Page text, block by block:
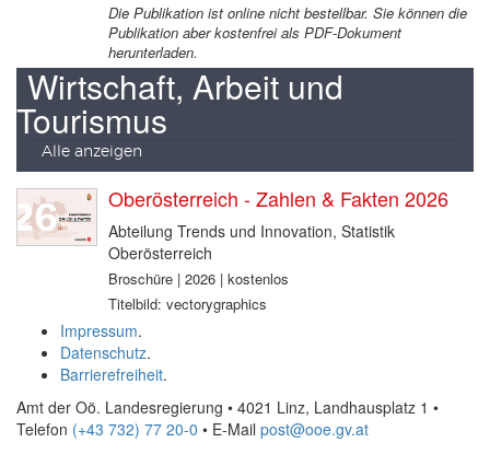
Die Publikation ist online nicht bestellbar. Sie können die
Publikation aber kostenfrei als PDF-Dokument
herunterladen.
Wirtschaft, Arbeit und
Tourismus
Alle anzeigen
Oberösterreich - Zahlen & Fakten 2026
Abteilung Trends und Innovation, Statistik
Oberösterreich
Broschüre | 2026 | kostenlos
Titelbild: vectorygraphics
Impressum.
Datenschutz.
Barrierefreiheit.
Amt der Oö. Landesregierung • 4021 Linz, Landhausplatz 1 •
Telefon (+43 732) 77 20-0 • E-Mail post@ooe.gv.at